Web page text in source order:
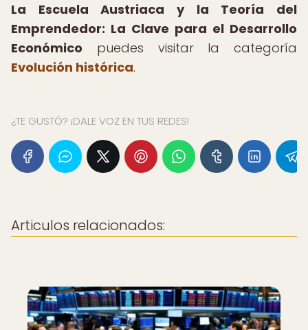
La Escuela Austriaca y la Teoría del
Emprendedor: La Clave para el Desarrollo
Económico puedes visitar la categoría
Evolución histórica.
¿TE GUSTÓ? ¡DALE VOZ EN TUS REDES!
Articulos relacionados: